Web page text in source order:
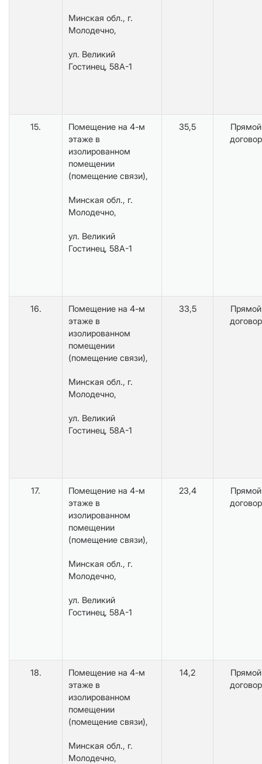
Минская обл., г.
Молодечно,
ул. Великий
Гостинец, 58А-1
15.
Помещение на 4-м
этаже в
изолированном
помещении
(помещение связи),
Минская обл., г.
Молодечно,
ул. Великий
Гостинец, 58А-1
35,5
Прямой
договор
16.
Помещение на 4-м
этаже в
изолированном
помещении
(помещение связи),
Минская обл., г.
Молодечно,
ул. Великий
Гостинец, 58А-1
33,5
Прямой
договор
17.
Помещение на 4-м
этаже в
изолированном
помещении
(помещение связи),
Минская обл., г.
Молодечно,
ул. Великий
Гостинец, 58А-1
23,4
Прямой
договор
18.
Помещение на 4-м
этаже в
изолированном
помещении
(помещение связи),
Минская обл., г.
Молодечно,
14,2
Прямой
договор